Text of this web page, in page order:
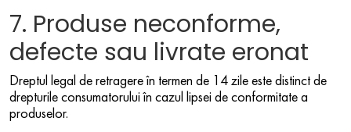
7. Produse neconforme,
defecte sau livrate eronat
Dreptul legal de retragere în termen de 14 zile este distinct de
drepturile consumatorului în cazul lipsei de conformitate a
produselor.